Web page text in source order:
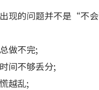
现的问题并不是“不
做不完;
间不够丢分;
越乱;